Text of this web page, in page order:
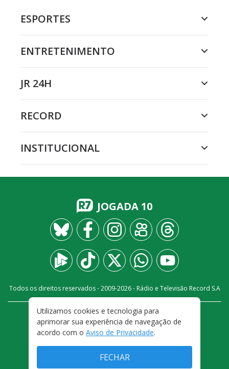
ESPORTES
ENTRETENIMENTO
JR 24H
RECORD
INSTITUCIONAL
JOGADA 10
Todos os direitos reservados - 2009-2026- Rádio e Televisão Record S.A
FALE CONOSCO
PRIVACIDADE
TERMOS E CONDIÇÕES DE USO
Utilizamos cookies e tecnologia para
aprimorar sua experiência de navegação de
acordo com o Aviso de Privacidade.
FECHAR